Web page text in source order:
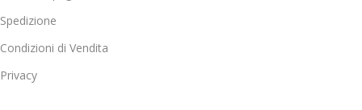
Spedizione
Condizioni di Vendita
Privacy